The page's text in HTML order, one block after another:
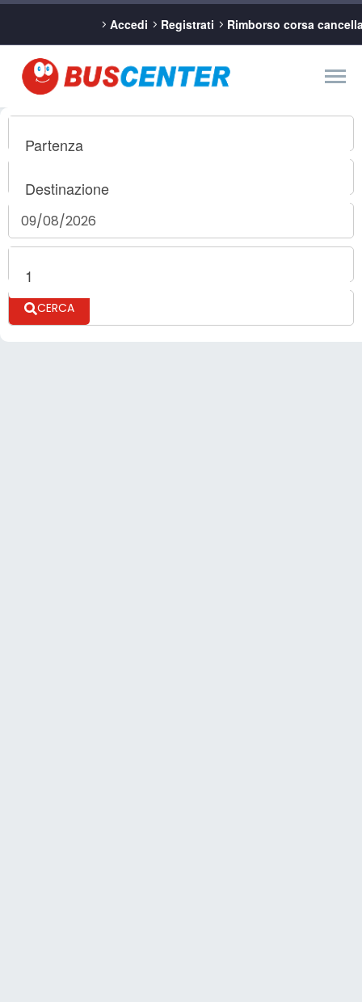
Accedi Registrati Rimborso corsa
Partenza
Destinazione
1
CERCA